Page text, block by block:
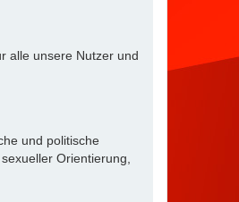
alle unsere Nutzer und
und politische
Orientierung,